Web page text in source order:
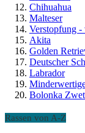
Chihuahua
Malteser
Verstopfung -
Akita
Golden
Deutscher
Labrador
Bolonka
Rassen von A-Z